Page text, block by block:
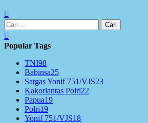
Cari
untuk:
Popular Tags
TNI98
Babinsa25
Satgas Yonif 751/VJS23
Kakorlantas Polri22
Papua19
Polri19
Yonif 751/VJS18